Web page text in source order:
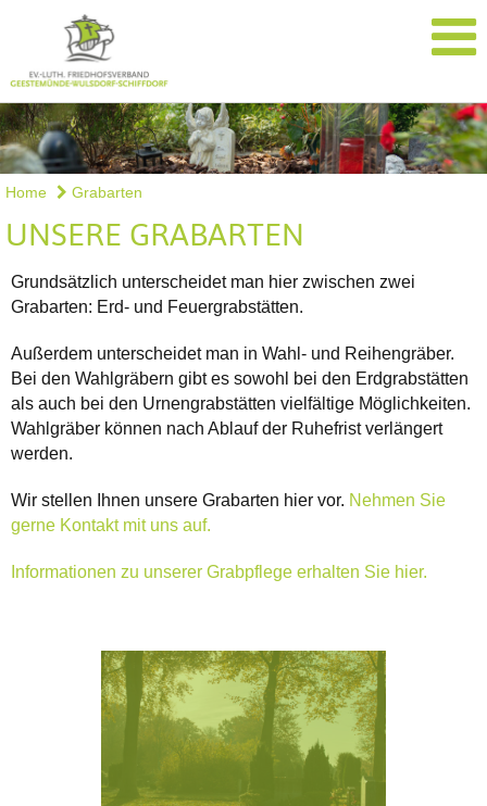
Home Grabarten
UNSERE GRABARTEN
Grundsätzlich unterscheidet man hier zwischen zwei
Grabarten: Erd- und Feuergrabstätten.
Außerdem unterscheidet man in Wahl- und Reihengräber.
Bei den Wahlgräbern gibt es sowohl bei den Erdgrabstätten
als auch bei den Urnengrabstätten vielfältige Möglichkeiten.
Wahlgräber können nach Ablauf der Ruhefrist verlängert
werden.
Wir stellen Ihnen unsere Grabarten hier vor. Nehmen Sie
gerne Kontakt mit uns auf.
Informationen zu unserer Grabpflege erhalten Sie hier.